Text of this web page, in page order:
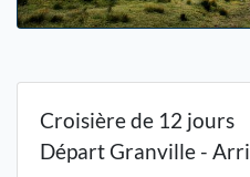
Croisière de 12 jours
Départ Granville -